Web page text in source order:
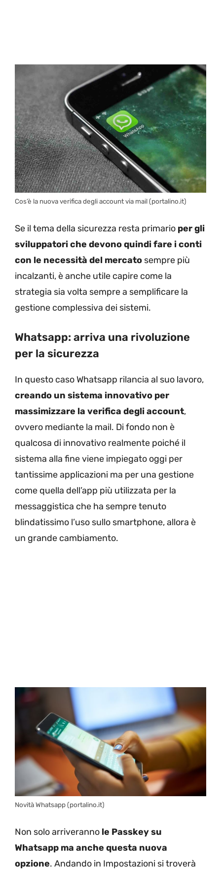
Cos’è la nuova verifica degli account via mail (portalino.it)
Se il tema della sicurezza resta primario per gli
sviluppatori che devono quindi fare i conti
con le necessità del mercato sempre più
incalzanti, è anche utile capire come la
strategia sia volta sempre a semplificare la
gestione complessiva dei sistemi.
Whatsapp: arriva una rivoluzione
per la sicurezza
In questo caso Whatsapp rilancia al suo lavoro,
creando un sistema innovativo per
massimizzare la verifica degli account,
ovvero mediante la mail. Di fondo non è
qualcosa di innovativo realmente poiché il
sistema alla fine viene impiegato oggi per
tantissime applicazioni ma per una gestione
come quella dell’app più utilizzata per la
messaggistica che ha sempre tenuto
blindatissimo l’uso sullo smartphone, allora è
un grande cambiamento.
Novità Whatsapp (portalino.it)
Non solo arriveranno le Passkey su
Whatsapp ma anche questa nuova
opzione. Andando in Impostazioni si troverà